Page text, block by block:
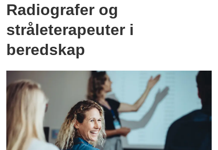
Radiografer og
stråleterapeuter i
beredskap